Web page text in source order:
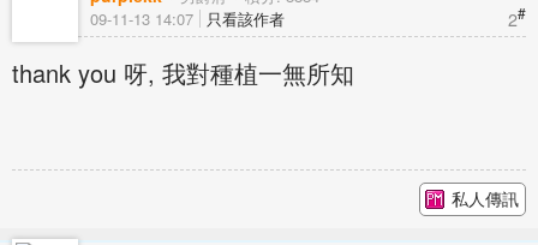
2#
09-11-13 14:07 只看該作者
thank you 呀, 我對種植一無所知
私人傳訊